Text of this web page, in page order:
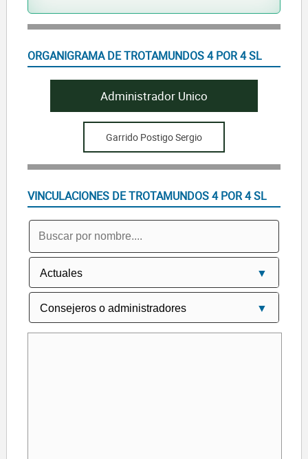
ORGANIGRAMA DE TROTAMUNDOS 4 POR 4 SL
Administrador Unico
Garrido Postigo Sergio
VINCULACIONES DE TROTAMUNDOS 4 POR 4 SL